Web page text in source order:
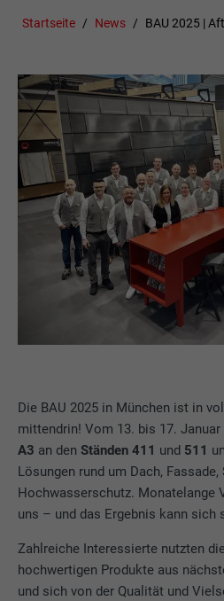
Startseite News BAU 2025 |
Die BAU 2025 in München ist in
mittendrin! Vom 13. bis 17.
A3 an denStänden 411 und 511
Lösungen rund um Dach, Fassade,
Hochwasserschutz. Monatelange
uns – und das Ergebnis kann sich
Zahlreiche Interessierte nutzten
hochwertigen Produkte aus
und sich von der Qualität und